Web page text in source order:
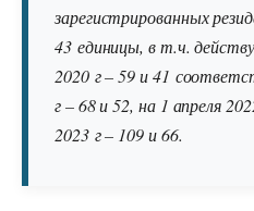
зарегистрированных
43 единицы, в т.ч.
2020 г – 59 и 41
г – 68 и 52, на 1 апреля
2023 г – 109 и 66.